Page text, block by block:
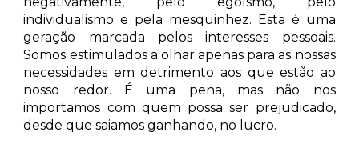
individualismo e pela mesquinhez. Esta é uma
geração marcada pelos interesses pessoais.
Somos estimulados a olhar apenas para as nossas
necessidades em detrimento aos que estão ao
nosso redor. É uma pena, mas não nos
importamos com quem possa ser prejudicado,
desde que saiamos ganhando, no lucro.